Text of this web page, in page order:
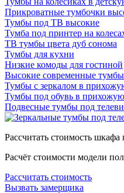
Прикроватные тумбочки
Тумбы под ТВ высокие
Тумба под принтер на
ТВ тумбы цвета дуб сонома
Тумбы для кухни
Низкие комоды для гостиной
Высокие современные тумбы
Тумбы с зеркалом в
Тумбы под обувь в прихожую
Подвесные тумбы под
Рассчитать стоимость
Расчёт стоимости модели
Рассчитать стоимость
Вызвать замерщика